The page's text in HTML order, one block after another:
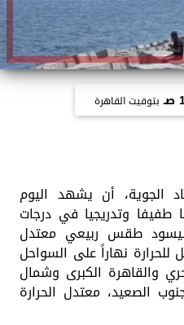
بتوقيت القاهرة
الجوية، أن يشهد اليوم
2026 ارتفاعا طفيفا وتدريجيا في درجات
ليسود ​طقس ربيعي معتدل
للحرارة نهاراً على السواحل
والقاهرة الكبرى وشمال
الصعيد، معتدل الحرارة